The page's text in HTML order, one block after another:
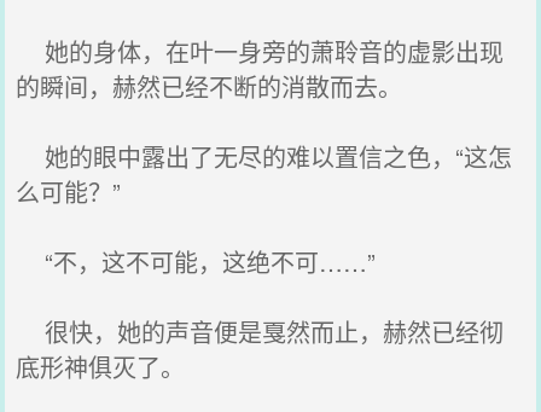
她的身体，在叶一身旁的萧聆音的虚影出现
的瞬间，赫然已经不断的消散而去。
她的眼中露出了无尽的难以置信之色，“这怎
么可能？”
“不，这不可能，这绝不可……”
很快，她的声音便是戛然而止，赫然已经彻
底形神俱灭了。